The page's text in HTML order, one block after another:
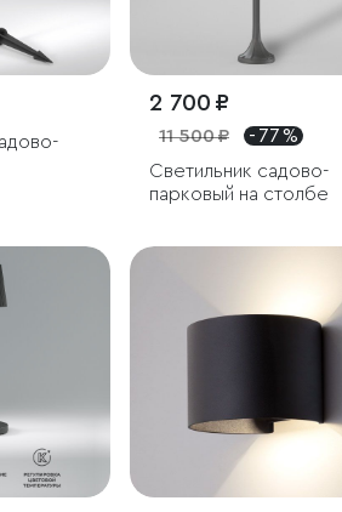
2 700 ₽
11 500 ₽
- 77 %
Светильник садово-
парковый на столбе